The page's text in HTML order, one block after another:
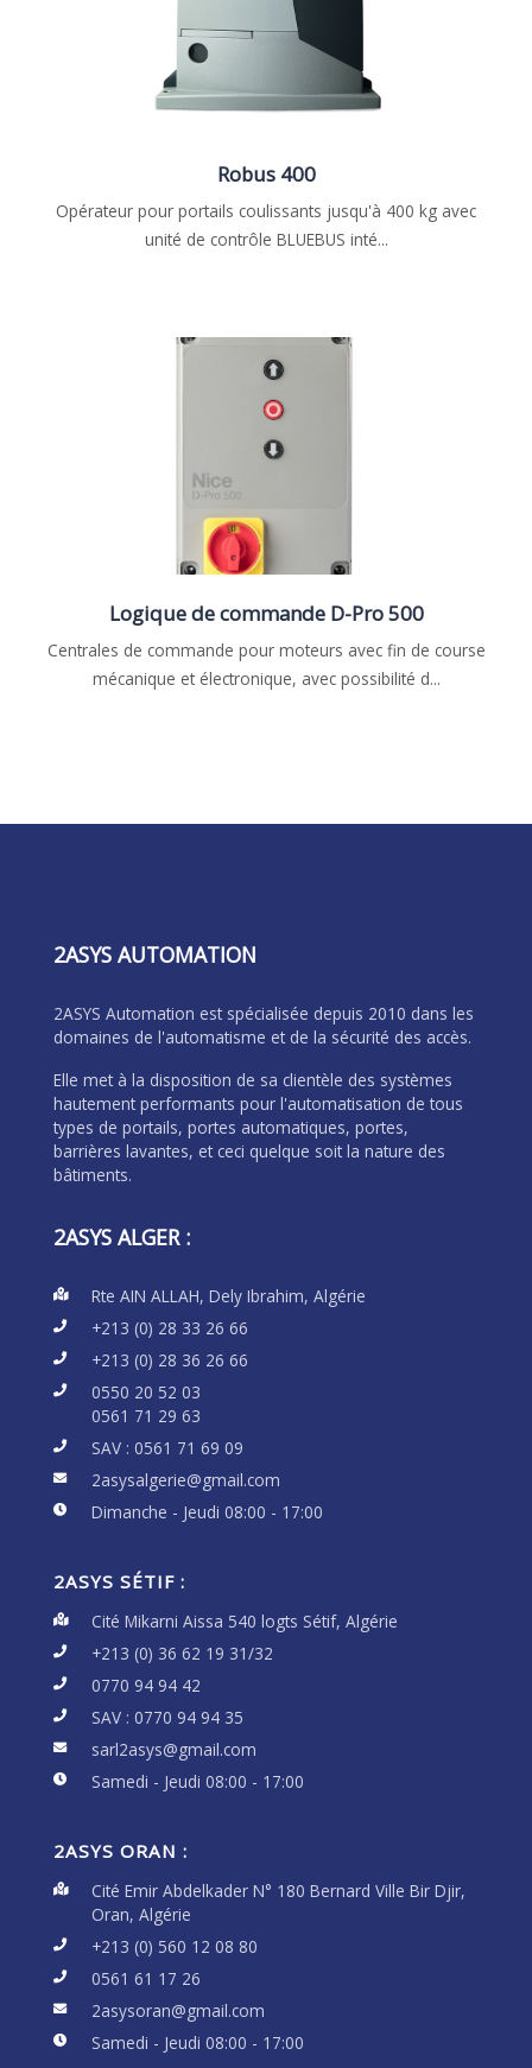
Robus 400
Opérateur pour portails coulissants jusqu'à 400 kg avec
unité de contrôle BLUEBUS inté...
Logique de commande D-Pro 500
Centrales de commande pour moteurs avec fin de course
mécanique et électronique, avec possibilité d...
2ASYS AUTOMATION
2ASYS Automation est spécialisée depuis 2010 dans les
domaines de l'automatisme et de la sécurité des accès.
Elle met à la disposition de sa clientèle des systèmes
hautement performants pour l'automatisation de tous
types de portails, portes automatiques, portes,
barrières lavantes, et ceci quelque soit la nature des
bâtiments.
2ASYS ALGER :
Rte AIN ALLAH, Dely Ibrahim, Algérie
+213 (0) 28 33 26 66
+213 (0) 28 36 26 66
0550 20 52 03
0561 71 29 63
SAV : 0561 71 69 09
2asysalgerie@gmail.com
Dimanche - Jeudi 08:00 - 17:00
2ASYS SÉTIF :
Cité Mikarni Aissa 540 logts Sétif, Algérie
+213 (0) 36 62 19 31/32
0770 94 94 42
SAV : 0770 94 94 35
sarl2asys@gmail.com
Samedi - Jeudi 08:00 - 17:00
2ASYS ORAN :
Cité Emir Abdelkader N° 180 Bernard Ville Bir Djir,
Oran, Algérie
+213 (0) 560 12 08 80
0561 61 17 26
2asysoran@gmail.com
Samedi - Jeudi 08:00 - 17:00